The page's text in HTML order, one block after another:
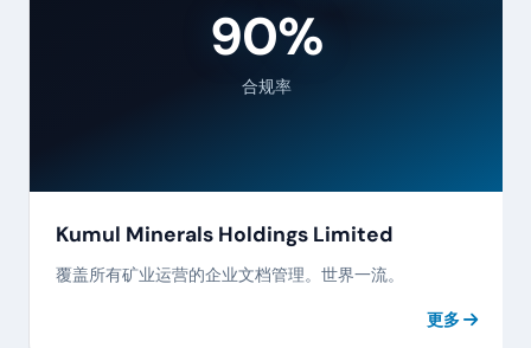
90%
合规率
Kumul Minerals Holdings Limited
覆盖所有矿业运营的企业文档管理。世界一流。
更多